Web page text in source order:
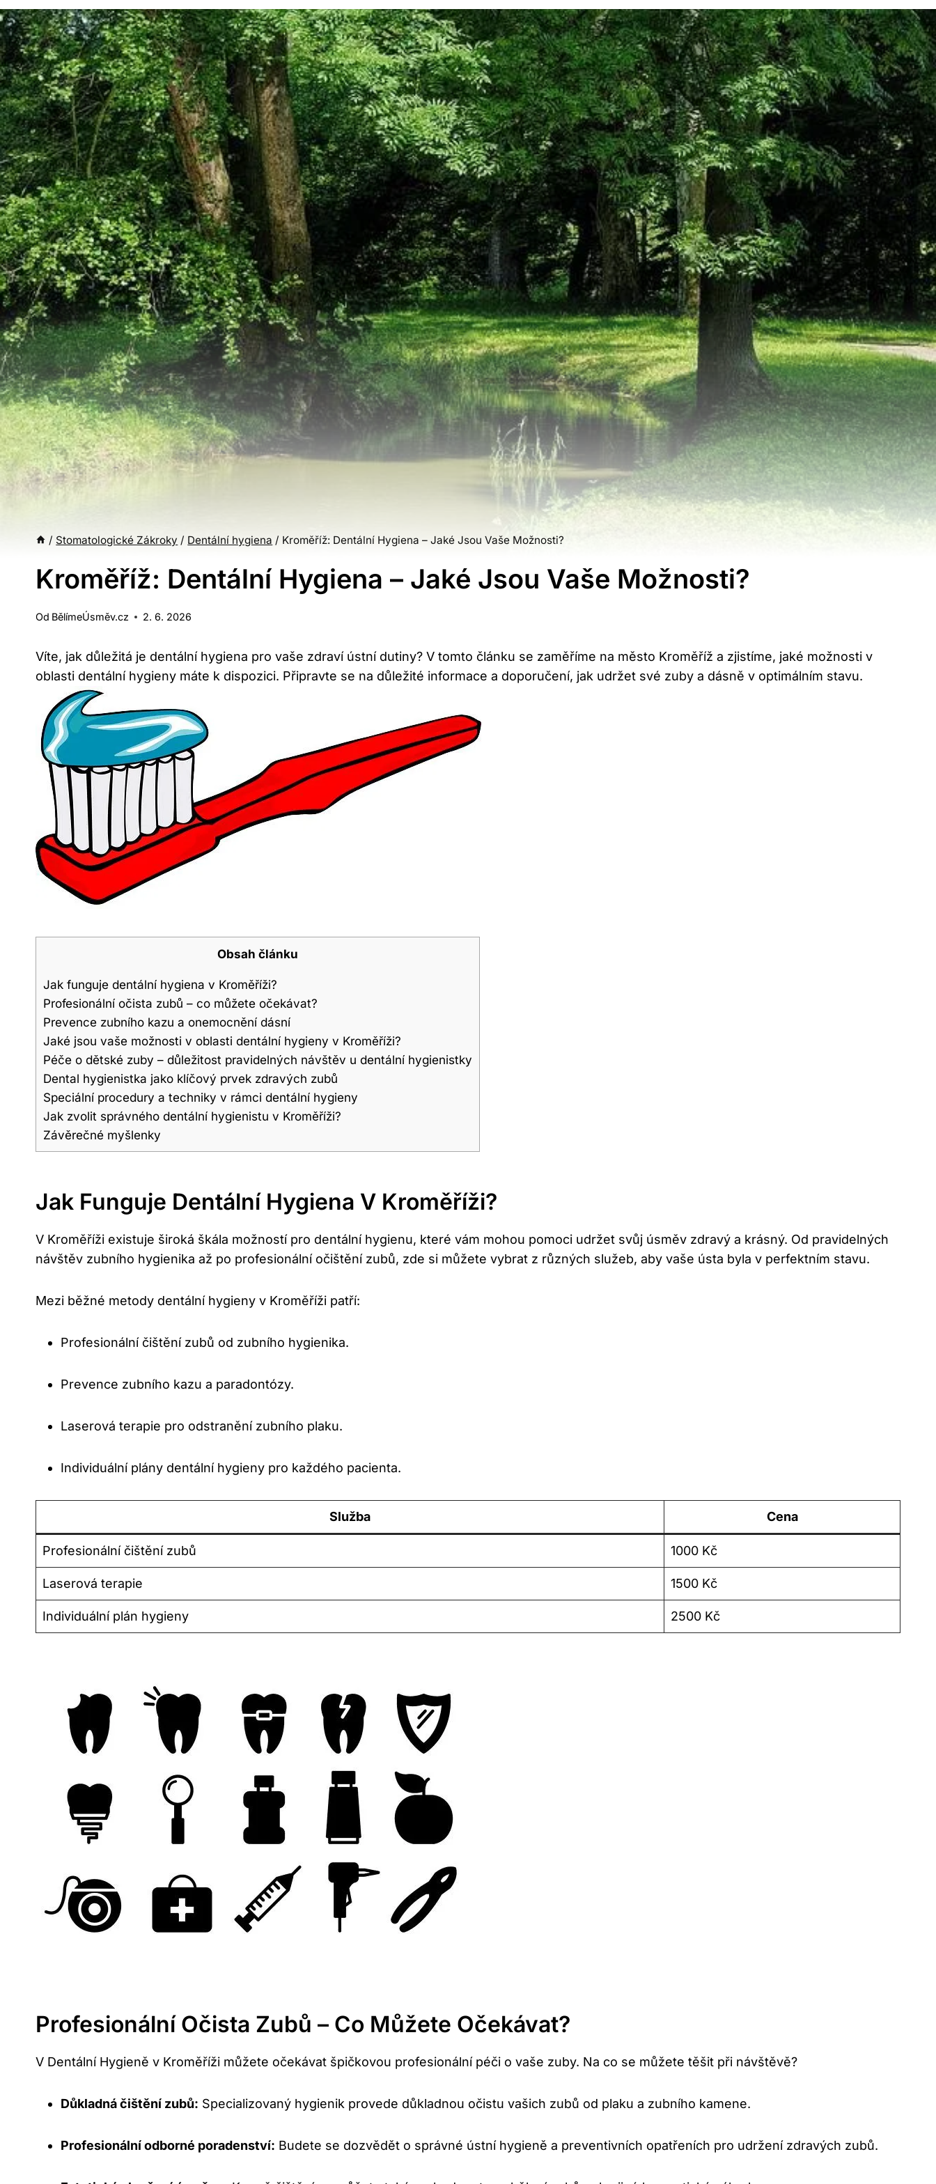
/ Stomatologické Zákroky / Dentální hygiena / Kroměříž: Dentální Hygiena – Jaké Jsou Vaše Možnosti?
Kroměříž: Dentální Hygiena – Jaké Jsou Vaše Možnosti?
Od BělímeÚsměv.cz 2. 6. 2026
Víte, jak důležitá je dentální hygiena pro vaše zdraví ústní dutiny? V tomto článku se zaměříme na město Kroměříž a zjistíme, jaké možnosti v
oblasti dentální hygieny máte k dispozici. Připravte se na důležité informace a doporučení, jak udržet své zuby a dásně v optimálním stavu.
Obsah článku
Jak funguje dentální hygiena v Kroměříži?
Profesionální očista zubů – co můžete očekávat?
Prevence zubního kazu a onemocnění dásní
Jaké jsou vaše možnosti v oblasti dentální hygieny v Kroměříži?
Péče o dětské zuby – důležitost pravidelných návštěv u dentální hygienistky
Dental hygienistka jako klíčový prvek zdravých zubů
Speciální procedury a techniky v rámci dentální hygieny
Jak zvolit správného dentální hygienistu v Kroměříži?
Závěrečné myšlenky
Jak Funguje Dentální Hygiena V Kroměříži?
V Kroměříži existuje široká škála možností pro dentální hygienu, které vám mohou pomoci udržet svůj úsměv zdravý a krásný. Od pravidelných
návštěv zubního hygienika až po profesionální očištění zubů, zde si můžete vybrat z různých služeb, aby vaše ústa byla v perfektním stavu.
Mezi běžné metody dentální hygieny v Kroměříži patří:
Profesionální čištění zubů od zubního hygienika.
Prevence zubního kazu a paradontózy.
Laserová terapie pro odstranění zubního plaku.
Individuální plány dentální hygieny pro každého pacienta.
Služba Cena
Profesionální čištění zubů 1000 Kč
Laserová terapie 1500 Kč
Individuální plán hygieny 2500 Kč
Profesionální Očista Zubů – Co Můžete Očekávat?
V Dentální Hygieně v Kroměříži můžete očekávat špičkovou profesionální péči o vaše zuby. Na co se můžete těšit při návštěvě?
Důkladná čištění zubů: Specializovaný hygienik provede důkladnou očistu vašich zubů od plaku a zubního kamene.
Profesionální odborné poradenství: Budete se dozvědět o správné ústní hygieně a preventivních opatřeních pro udržení zdravých zubů.